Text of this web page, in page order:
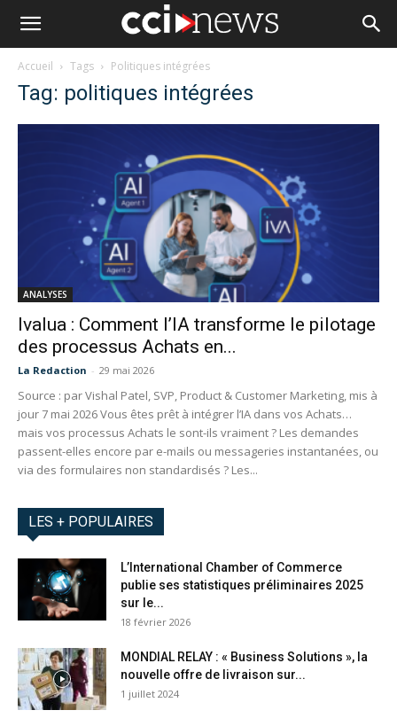
Accueil Tags Politiques intégrées
Tag: politiques intégrées
ANALYSES
Ivalua : Comment l’IA transforme le pilotage
des processus Achats en...
La Redaction - 29 mai 2026
Source : par Vishal Patel, SVP, Product & Customer Marketing, mis à
jour 7 mai 2026 Vous êtes prêt à intégrer l’IA dans vos Achats…
mais vos processus Achats le sont-ils vraiment ? Les demandes
passent-elles encore par e-mails ou messageries instantanées, ou
via des formulaires non standardisés ? Les...
LES + POPULAIRES
L’International Chamber of Commerce
publie ses statistiques préliminaires 2025
sur le...
18 février 2026
MONDIAL RELAY : « Business Solutions », la
nouvelle offre de livraison sur...
1 juillet 2024